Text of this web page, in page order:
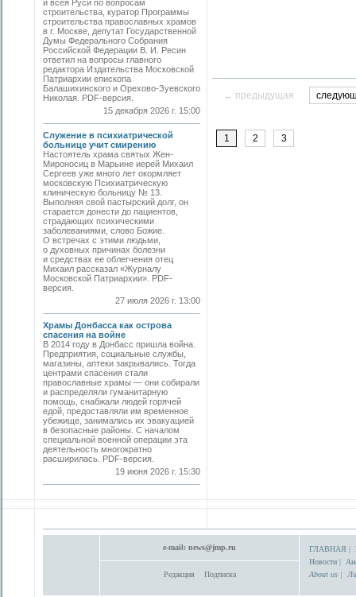
и всея Руси по вопросам
строительства, куратор Программы
строительства православных храмов
в г. Москве, депутат Государственной
Думы Федерального Собрания
Российской Федерации В. И. Ресин
ответил на вопросы главного
редактора Издательства Московской
Патриархии епископа
Балашихинского и Орехово-Зуевского
Николая. PDF-версия.
15 декабря 2026 г. 15:00
Служение в психиатрической
больнице учит смирению
Настоятель храма святых Жен-
Мироносиц в Марьине иерей Михаил
Сергеев уже много лет окормляет
московскую Психиатрическую
клиническую больницу № 13.
Выполняя свой пастырский долг, он
старается донести до пациентов,
страдающих психическими
заболеваниями, слово Божие.
О встречах с этими людьми,
о духовных причинах болезни
и средствах ее облегчения отец
Михаил рассказал «Журналу
Московской Патриархии». PDF-
версия.
27 июля 2026 г. 13:00
Храмы Донбасса как острова
спасения на войне
В 2014 году в Донбасс пришла война.
Предприятия, социальные службы,
магазины, аптеки закрывались. Тогда
центрами спасения стали
православные храмы — они собирали
и распределяли гуманитарную
помощь, снабжали людей горячей
едой, предоставляли им временное
убежище, занимались их эвакуацией
в безопасные районы. С началом
специальной военной операции эта
деятельность многократно
расширилась. PDF-версия.
19 июня 2026 г. 15:30
← предыдущая
1 2 3
e-mail: news@jmp.ru
Редакция Подписка
ГЛАВНАЯ |
Новости |
About us |